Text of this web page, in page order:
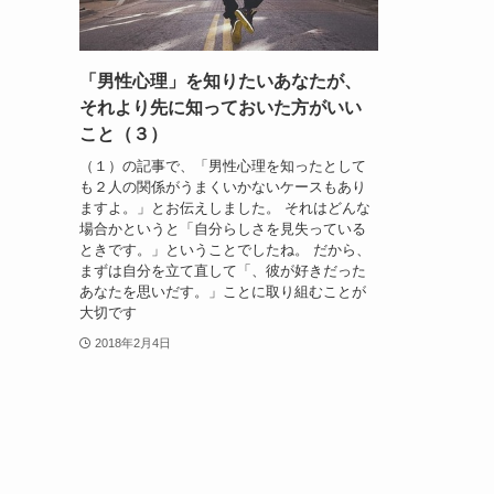
「男性心理」を知りたいあなたが、
それより先に知っておいた方がいい
こと（３）
（１）の記事で、「男性心理を知ったとして
も２人の関係がうまくいかないケースもあり
ますよ。」とお伝えしました。 それはどんな
場合かというと「自分らしさを見失っている
ときです。」ということでしたね。 だから、
まずは自分を立て直して「、彼が好きだった
あなたを思いだす。」ことに取り組むことが
大切です
2018年2月4日